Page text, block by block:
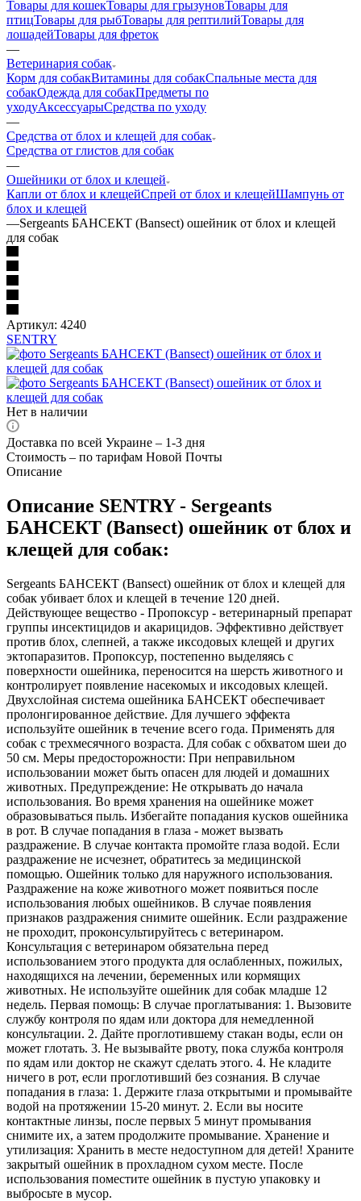
Товары для кошекТовары для грызуновТовары для
птицТовары для рыбТовары для рептилийТовары для
лошадейТовары для фреток
—
Ветеринария собак
Корм для собакВитамины для собакСпальные места для
собакОдежда для собакПредметы по
уходуАксессуарыСредства по уходу
—
Средства от блох и клещей для собак
Средства от глистов для собак
—
Ошейники от блох и клещей
Капли от блох и клещейСпрей от блох и клещейШампунь от
блох и клещей
—Sergeants БАНСЕКТ (Bansect) ошейник от блох и клещей
для собак
Артикул: 4240
SENTRY
Нет в наличии
Доставка по всей Украине – 1-3 дня
Стоимость – по тарифам Новой Почты
Описание
Описание SENTRY - Sergeants
БАНСЕКТ (Bansect) ошейник от блох и
клещей для собак:
Sergeants БАНСЕКТ (Bansect) ошейник от блох и клещей для
собак убивает блох и клещей в течение 120 дней.
Действующее вещество - Пропоксур - ветеринарный препарат
группы инсектицидов и акарицидов. Эффективно действует
против блох, слепней, а также иксодовых клещей и других
эктопаразитов. Пропоксур, постепенно выделяясь с
поверхности ошейника, переносится на шерсть животного и
контролирует появление насекомых и иксодовых клещей.
Двухслойная система ошейника БАНСЕКТ обеспечивает
пролонгированное действие. Для лучшего эффекта
используйте ошейник в течение всего года. Применять для
собак с трехмесячного возраста. Для собак с обхватом шеи до
50 см. Меры предосторожности: При неправильном
использовании может быть опасен для людей и домашних
животных. Предупреждение: Не открывать до начала
использования. Во время хранения на ошейнике может
образовываться пыль. Избегайте попадания кусков ошейника
в рот. В случае попадания в глаза - может вызвать
раздражение. В случае контакта промойте глаза водой. Если
раздражение не исчезнет, обратитесь за медицинской
помощью. Ошейник только для наружного использования.
Раздражение на коже животного может появиться после
использования любых ошейников. В случае появления
признаков раздражения снимите ошейник. Если раздражение
не проходит, проконсультируйтесь с ветеринаром.
Консультация с ветеринаром обязательна перед
использованием этого продукта для ослабленных, пожилых,
находящихся на лечении, беременных или кормящих
животных. Не используйте ошейник для собак младше 12
недель. Первая помощь: В случае проглатывания: 1. Вызовите
службу контроля по ядам или доктора для немедленной
консультации. 2. Дайте проглотившему стакан воды, если он
может глотать. 3. Не вызывайте рвоту, пока служба контроля
по ядам или доктор не скажут сделать этого. 4. Не кладите
ничего в рот, если проглотивший без сознания. В случае
попадания в глаза: 1. Держите глаза открытыми и промывайте
водой на протяжении 15-20 минут. 2. Если вы носите
контактные линзы, после первых 5 минут промывания
снимите их, а затем продолжите промывание. Хранение и
утилизация: Хранить в месте недоступном для детей! Храните
закрытый ошейник в прохладном сухом месте. После
использования поместите ошейник в пустую упаковку и
выбросьте в мусор.